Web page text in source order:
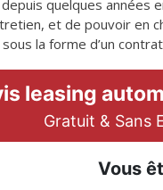
quelques années
et de pouvoir
la forme d’un